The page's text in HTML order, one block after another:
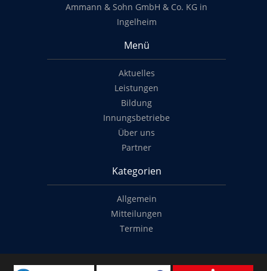
Ammann & Sohn GmbH & Co. KG in
Ingelheim
Menü
Aktuelles
Leistungen
Bildung
Innungsbetriebe
Über uns
Partner
Kategorien
Allgemein
Mitteilungen
Termine